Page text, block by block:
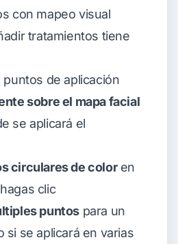
con mapeo visual
tratamientos tiene
puntos de aplicación
sobre el mapa facial
se aplicará el
circulares de coloren
clic
puntos para un
si se aplicará en varias